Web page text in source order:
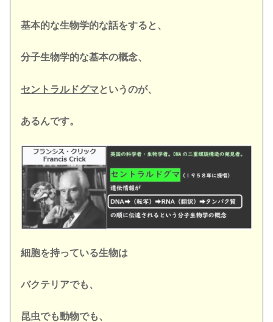
基本的な生物学的な話をすると、
分子生物学的な基本の概念、
セントラルドグマというのが、
あるんです。
細胞を持っている生物は
バクテリアでも、
昆虫でも動物でも、